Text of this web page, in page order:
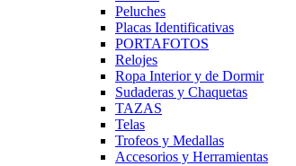
Peluches
Placas Identificativas
PORTAFOTOS
Relojes
Ropa Interior y de Dormir
Sudaderas y Chaquetas
TAZAS
Telas
Trofeos y Medallas
Accesorios y Herramientas